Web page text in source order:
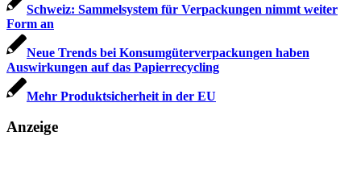
Schweiz: Sammelsystem für Verpackungen nimmt weiter
Form an
Neue Trends bei Konsumgüterverpackungen haben
Auswirkungen auf das Papierrecycling
Mehr Produktsicherheit in der EU
Anzeige